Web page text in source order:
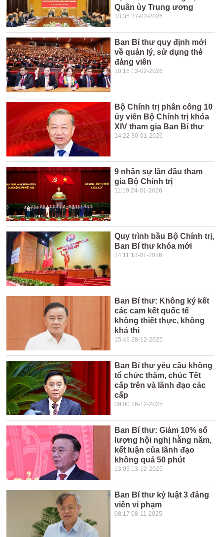
Quân ủy Trung ương
13:35 27-02-2026
Ban Bí thư quy định mới
về quản lý, sử dụng thẻ
đảng viên
10:16 13-02-2026
Bộ Chính trị phân công 10
ủy viên Bộ Chính trị khóa
XIV tham gia Ban Bí thư
14:22 30-01-2026
9 nhân sự lần đầu tham
gia Bộ Chính trị
11:19 24-01-2026
Quy trình bầu Bộ Chính trị,
Ban Bí thư khóa mới
14:11 18-01-2026
Ban Bí thư: Không ký kết
các cam kết quốc tế
không thiết thực, không
khả thi
15:49 28-12-2025
Ban Bí thư yêu cầu không
tổ chức thăm, chúc Tết
cấp trên và lãnh đạo các
cấp
09:00 26-12-2025
Ban Bí thư: Giảm 10% số
lượng hội nghị hằng năm,
kết luận của lãnh đạo
không quá 50 phút
13:05 13-12-2025
Ban Bí thư kỷ luật 3 đảng
viên vi phạm
08:17 08-11-2025